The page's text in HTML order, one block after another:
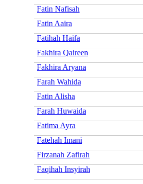
Fatin Nafisah
Fatin Aaira
Fatihah Haifa
Fakhira Qaireen
Fakhira Aryana
Farah Wahida
Fatin Alisha
Farah Huwaida
Fatima Ayra
Fatehah Imani
Firzanah Zafirah
Faqihah Insyirah